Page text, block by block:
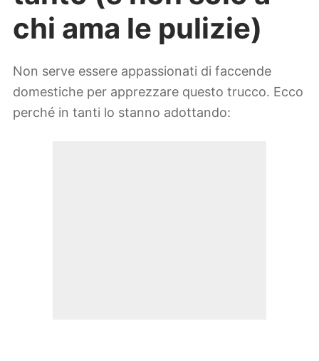
chi ama le pulizie)
Non serve essere appassionati di faccende
domestiche per apprezzare questo trucco. Ecco
perché in tanti lo stanno adottando: